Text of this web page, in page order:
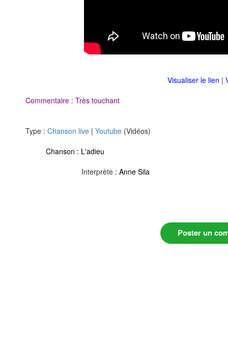
Visualiser le lien |
Commentaire : Très touchant
Type : Chanson live | Youtube (Vidéos)
Chanson : L'adieu
Interprète : Anne Sila
Poster un